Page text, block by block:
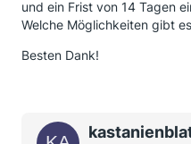
und ein Frist von 14 Tagen
Welche Möglichkeiten gibt
Besten Dank!